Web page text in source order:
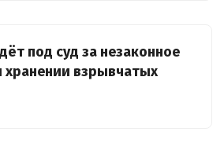
под суд за незаконное
хранении взрывчатых